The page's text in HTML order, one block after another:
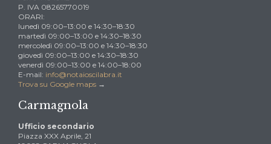
P. IVA 08265770019
ORARI:
lunedì 09:00–13:00 e 14:30–18:30
martedì 09:00–13:00 e 14:30–18:30
mercoledì 09:00–13:00 e 14:30–18:30
giovedì 09:00–13:00 e 14:30–18:30
venerdì 09:00–13:00 e 14:00–18:00
E-mail: info@notaioscilabra.it
Trova su Google maps →
Carmagnola
Ufficio secondario
Piazza XXX Aprile, 21